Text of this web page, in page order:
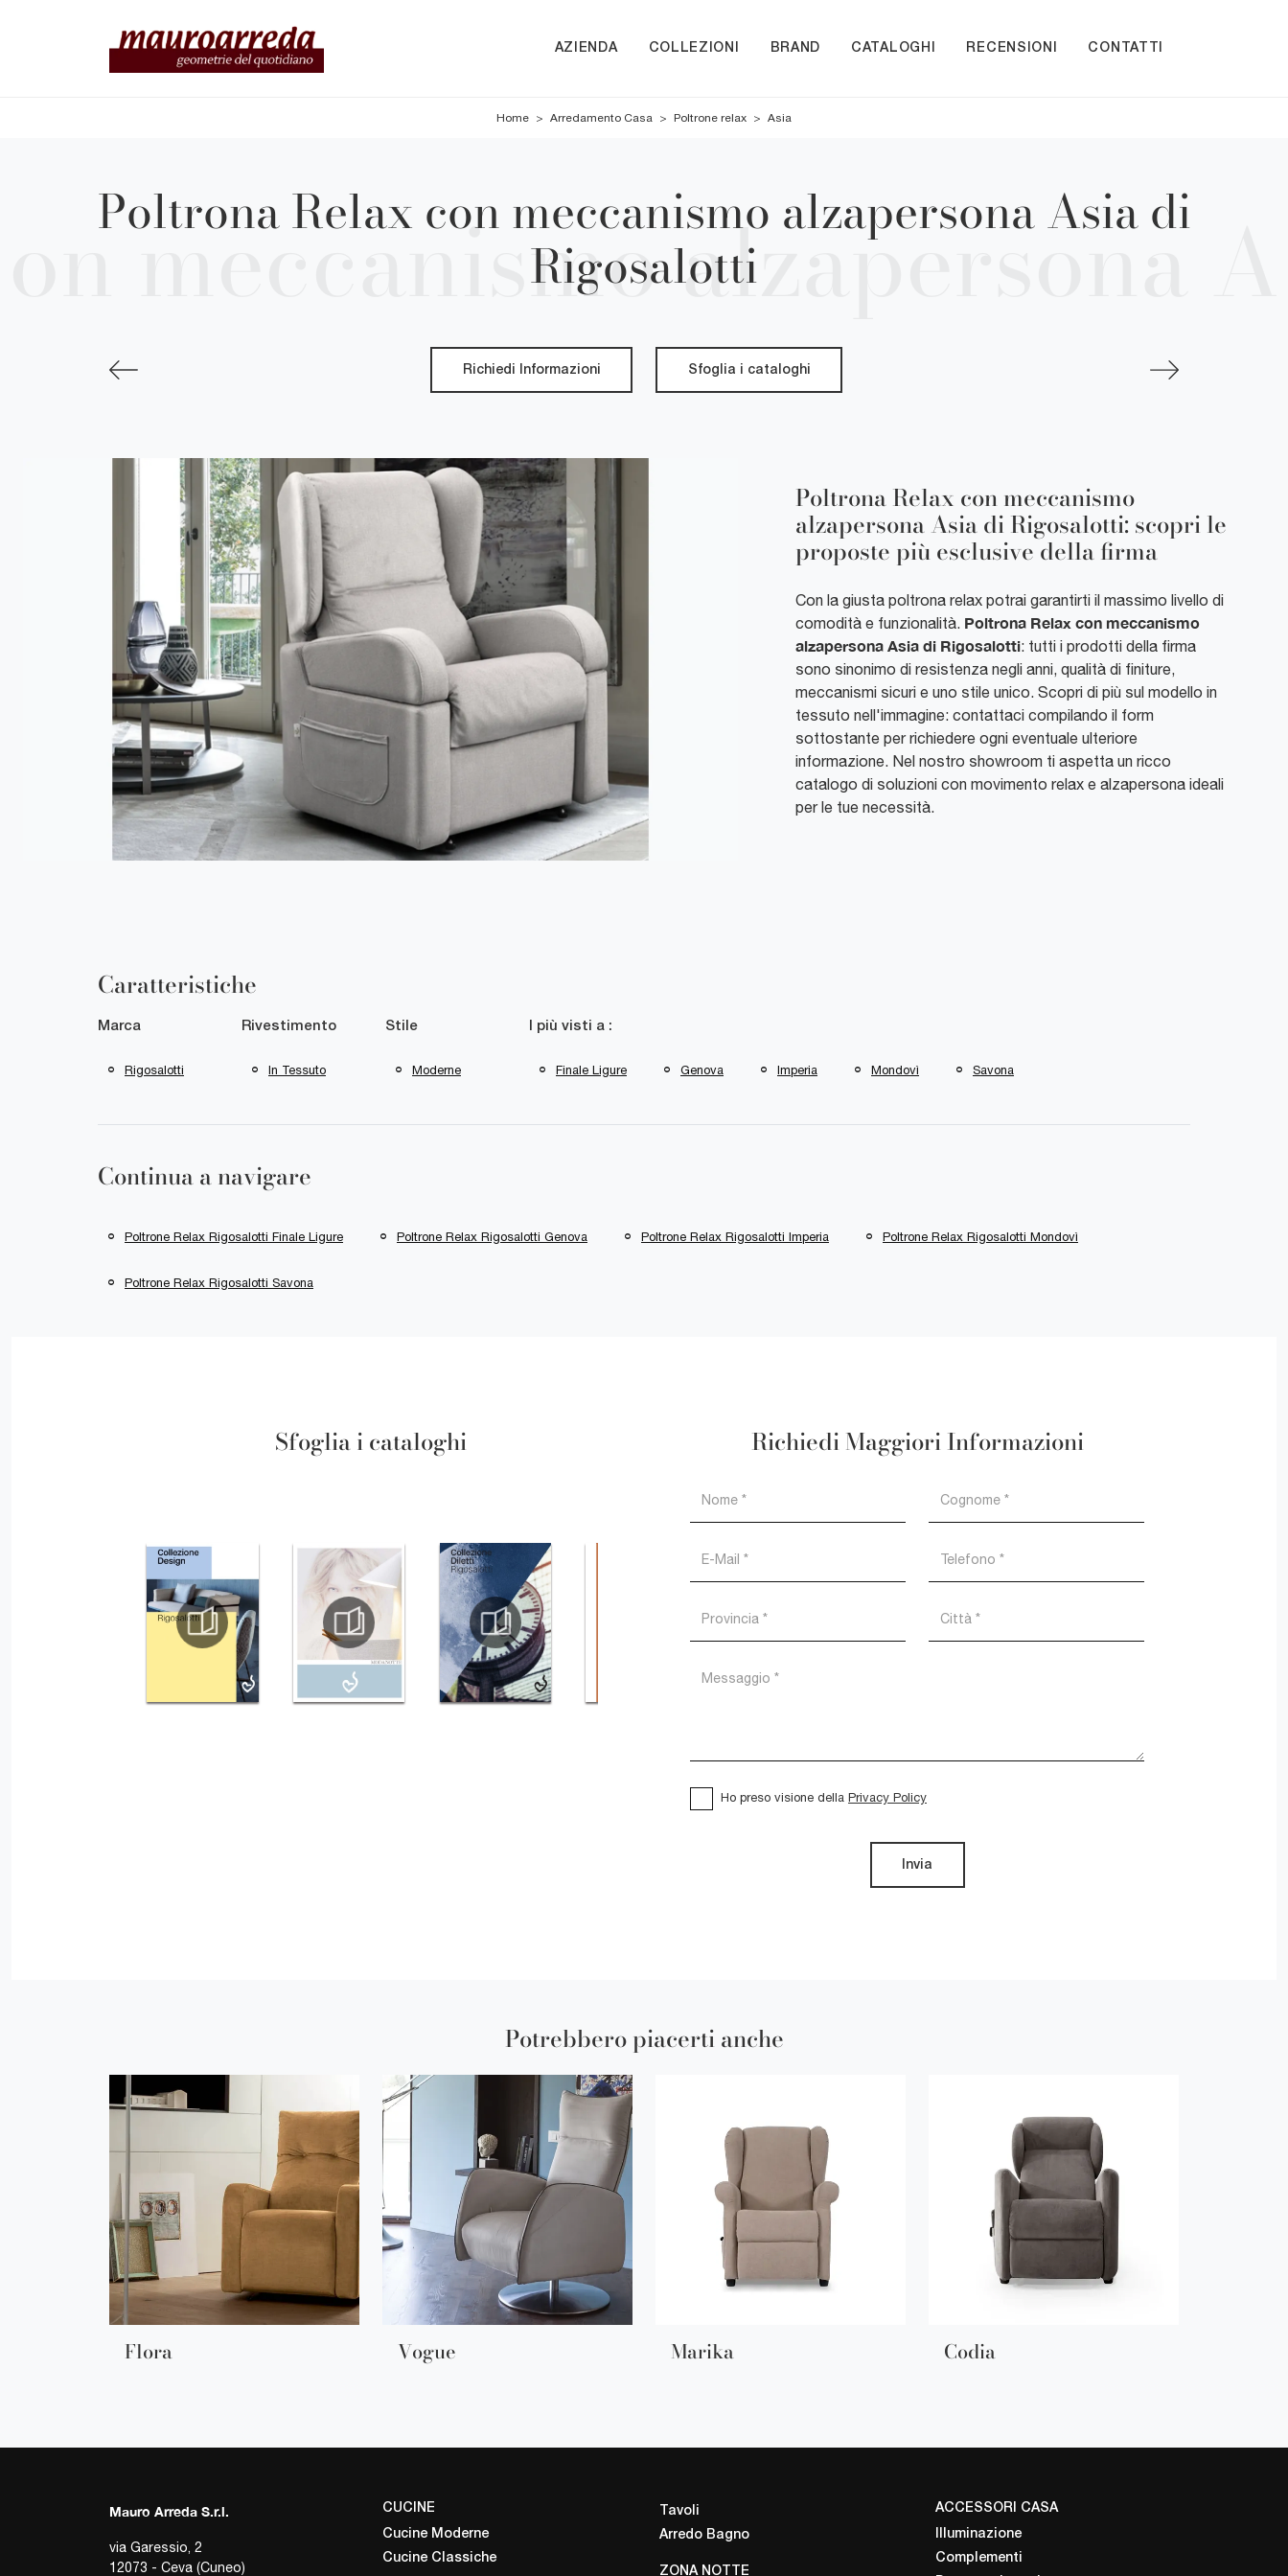
AZIENDA COLLEZIONI BRAND CATALOGHI RECENSIONI CONTATTI
Home > Arredamento Casa > Poltrone relax > Asia
Poltrona Relax con meccanismo alzapersona Asia di
Rigosalotti
Richiedi Informazioni Sfoglia i cataloghi
Poltrona Relax con meccanismo
alzapersona Asia di Rigosalotti: scopri le
proposte più esclusive della firma
Con la giusta poltrona relax potrai garantirti il massimo livello di
comodità e funzionalità. Poltrona Relax con meccanismo
alzapersona Asia di Rigosalotti: tutti i prodotti della firma
sono sinonimo di resistenza negli anni, qualità di finiture,
meccanismi sicuri e uno stile unico. Scopri di più sul modello in
tessuto nell'immagine: contattaci compilando il form
sottostante per richiedere ogni eventuale ulteriore
informazione. Nel nostro showroom ti aspetta un ricco
catalogo di soluzioni con movimento relax e alzapersona ideali
per le tue necessità.
Caratteristiche
Marca
Rigosalotti
Rivestimento
In Tessuto
Stile
Moderne
I più visti a :
Finale Ligure Genova Imperia Mondovì Savona
Continua a navigare
Poltrone Relax Rigosalotti Finale Ligure Poltrone Relax Rigosalotti Genova Poltrone Relax Rigosalotti Imperia Poltrone Relax Rigosalotti Mondovì
Poltrone Relax Rigosalotti Savona
Sfoglia i cataloghi Richiedi Maggiori Informazioni
Ho preso visione della Privacy Policy
Invia
Potrebbero piacerti anche
Flora Vogue Marika Codia
Mauro Arreda S.r.l.
via Garessio, 2
12073 - Ceva (Cuneo)
CUCINE
Cucine Moderne
Cucine Classiche
Tavoli
Arredo Bagno
ZONA NOTTE
ACCESSORI CASA
Illuminazione
Complementi